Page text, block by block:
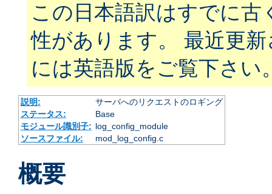
この日本語訳はすでに古
性があります。 最近更
には英語版をご覧下さい
説明:
サーバへのリクエストのロギング
ステータス:
Base
モジュール識別子: log_config_module
ソースファイル:
mod_log_config.c
概要